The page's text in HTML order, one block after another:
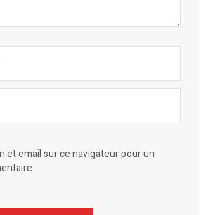
et email sur ce navigateur pour un